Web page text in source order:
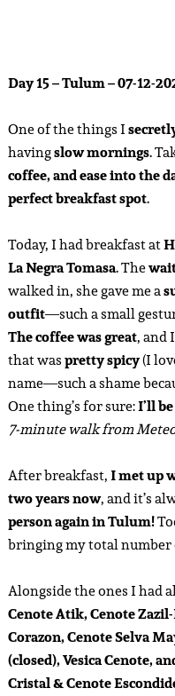
Day 15 – Tulum – 07-12-
One of the things I
havingslow mornings.
coffee, and ease into the
perfect breakfast spot.
Today, I had breakfast at
La Negra Tomasa. The
walked in, she gave me a
outfit—such a small
The coffee was great, and
that waspretty spicy(I
name—such a shame
One thing’s for sure:I’ll
7-minute walk from
After breakfast,I met up
two years now, and it’s
person again in Tulum!
bringing my total
Alongside the ones I had
Cenote Atik, Cenote
Corazon, Cenote Selva
(closed), Vesica Cenote,
Cristal & Cenote